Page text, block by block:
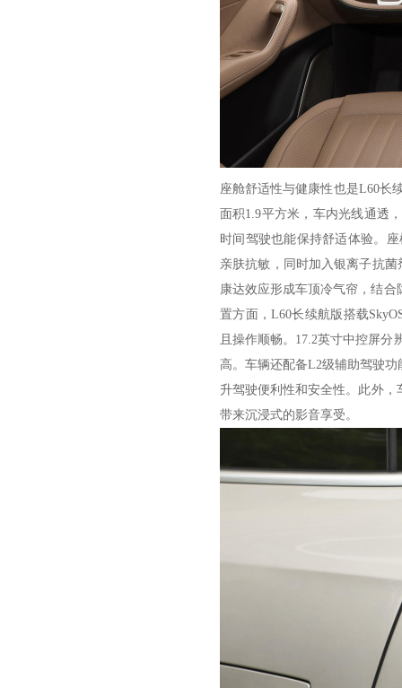
座舱舒适性与健康性也是L60长
面积1.9平方米，车内光线通透
时间驾驶也能保持舒适体验。
亲肤抗敏，同时加入银离子抗菌
康达效应形成车顶冷气帘，结
置方面，L60长续航版搭载
且操作顺畅。17.2英寸中控屏
高。车辆还配备L2级辅助驾驶
升驾驶便利性和安全性。此外，
带来沉浸式的影音享受。